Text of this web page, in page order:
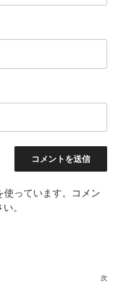
っています。
コメン
い。
次